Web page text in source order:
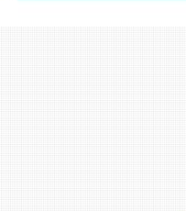
Appels d'offres
Plan de
Bulletin Le